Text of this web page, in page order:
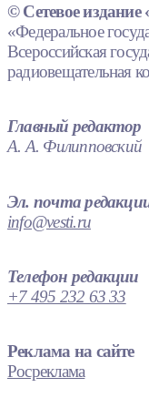
© Сетевое издание
«Федеральное
Всероссийская
радиовещательная
Главный редактор
А. А. Филипповский
Эл. почта
info@vesti.ru
Телефон редакции
+7 495 232 63 33
Реклама на сайте
Росреклама